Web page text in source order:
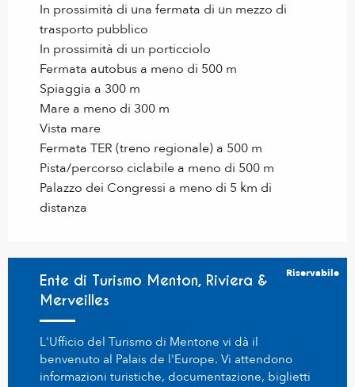
In prossimità di una fermata di un mezzo di
trasporto pubblico
In prossimità di un porticciolo
Fermata autobus a meno di 500 m
Spiaggia a 300 m
Mare a meno di 300 m
Vista mare
Fermata TER (treno regionale) a 500 m
Pista/percorso ciclabile a meno di 500 m
Palazzo dei Congressi a meno di 5 km di
distanza
Ente di Turismo Menton, Riviera &
Merveilles
L'Ufficio del Turismo di Mentone vi dà il
benvenuto al Palais de l'Europe. Vi attendono
informazioni turistiche, documentazione, biglietti
Riservabile